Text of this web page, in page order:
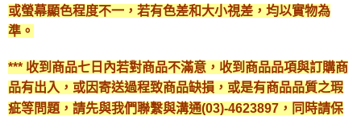
或螢幕顯色程度不一，若有色差和大小視差，均以實物為
準。
*** 收到商品七日內若對商品不滿意，收到商品品項與訂購商
品有出入，或因寄送過程致商品缺損，或是有商品品質之瑕
疵等問題，請先與我們聯繫與溝通(03)-4623897，同時請保